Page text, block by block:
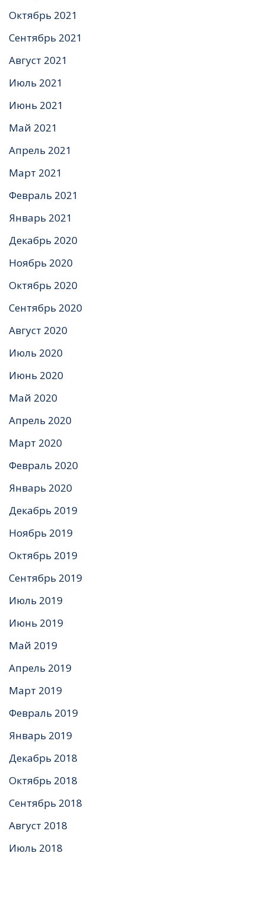
Октябрь 2021
Сентябрь 2021
Август 2021
Июль 2021
Июнь 2021
Май 2021
Апрель 2021
Март 2021
Февраль 2021
Январь 2021
Декабрь 2020
Ноябрь 2020
Октябрь 2020
Сентябрь 2020
Август 2020
Июль 2020
Июнь 2020
Май 2020
Апрель 2020
Март 2020
Февраль 2020
Январь 2020
Декабрь 2019
Ноябрь 2019
Октябрь 2019
Сентябрь 2019
Июль 2019
Июнь 2019
Май 2019
Апрель 2019
Март 2019
Февраль 2019
Январь 2019
Декабрь 2018
Октябрь 2018
Сентябрь 2018
Август 2018
Июль 2018